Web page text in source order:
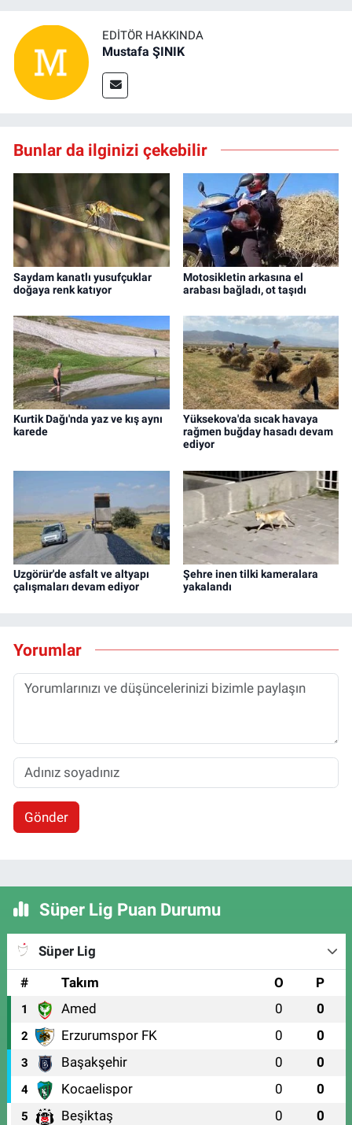
EDITÖR HAKKINDA
Mustafa ŞINIK
Bunlar da ilginizi çekebilir
Saydam kanatlı yusufçuklar
doğaya renk katıyor
Motosikletin arkasına el
arabası bağladı, ot taşıdı
Kurtik Dağı'nda yaz ve kış aynı
karede
Yüksekova'da sıcak havaya
rağmen buğday hasadı devam
ediyor
Uzgörür'de asfalt ve altyapı
çalışmaları devam ediyor
Şehre inen tilki kameralara
yakalandı
Yorumlar
Gönder
Süper Lig Puan Durumu
Süper Lig
#
Takım O P
1 Amed 0 0
2 Erzurumspor FK 0 0
3 Başakşehir 0 0
4 Kocaelispor 0 0
5 Beşiktaş 0 0